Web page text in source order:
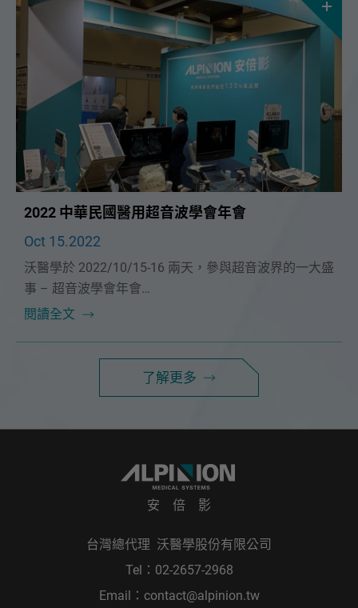
2022 中華民國醫用超音波學會年會
Oct 15.2022
沃醫學於 2022/10/15-16 兩天，參與超音波界的一大盛
事 – 超音波學會年會
現場人潮絡繹不絕，充分顯現出安倍影超音波的魅力😍
閱讀全文
了解更多
安 倍 影
台灣總代理 沃醫學股份有限公司
Tel： 02-2657-2968
Email： contact@alpinion.tw